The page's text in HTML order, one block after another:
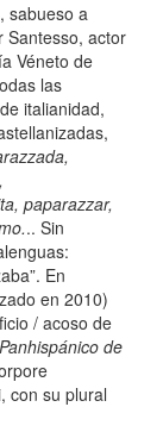
sabueso a
Santesso, actor
Véneto de
las
italianidad,
paparazzar,
.. Sin
En
en 2010)
/ acoso de
Panhispánico de
con su plural